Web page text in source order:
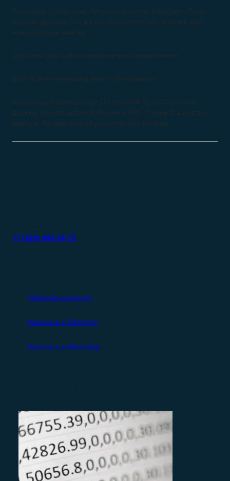
Компании, торгующие промышленными товарами: Поиск
производителей различных металлических изделий для
комплектации заказов.
Для email рассылки коммерческого предложения
Для обзвона менеджерами и автообзвона
Бесплатный демо-доступ (15 записей XLS/CSV) к базе
данных производителей России и СНГ. Оцените качество
данных. Полная версия доступна для покупки.
+7 (920) 909-36-72
Написать на почту
Написать в Telegram
Написать в WhatsApp